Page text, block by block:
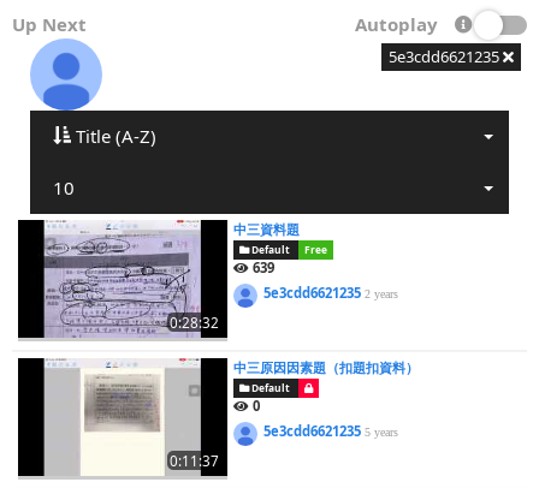
Up Next Autoplay
5e3cdd6621235
Title (A-Z)
10
0:28:32
中三資料題
Default Free
639
5e3cdd66212352 years
0:11:37
中三原因因素題（扣題扣資料）
Default
0
5e3cdd66212355 years